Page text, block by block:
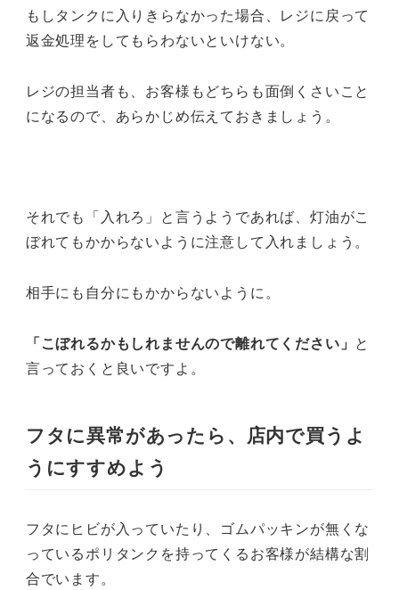
もしタンクに入りきらなかった場合、レジに戻って
返金処理をしてもらわないといけない。
レジの担当者も、お客様もどちらも面倒くさいこと
になるので、あらかじめ伝えておきましょう。
それでも「入れろ」と言うようであれば、灯油がこ
ぼれてもかからないように注意して入れましょう。
相手にも自分にもかからないように。
「こぼれるかもしれませんので離れてください」 と
言っておくと良いですよ。
フタに異常があったら、店内で買うよ
うにすすめよう
フタにヒビが入っていたり、ゴムパッキンが無くな
っているポリタンクを持ってくるお客様が結構な割
合でいます。